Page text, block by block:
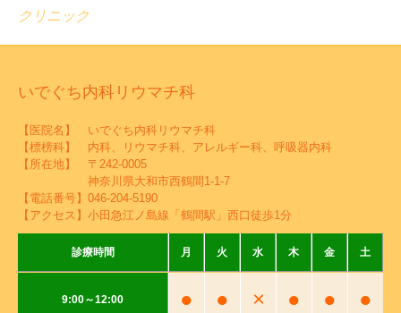
クリニック
いでぐち内科リウマチ科
【医院名】 いでぐち内科リウマチ科
【標榜科】 内科、リウマチ科、アレルギー科、呼吸器内科
【所在地】 〒242-0005
神奈川県大和市西鶴間1-1-7
【電話番号】 046-204-5190
【アクセス】小田急江ノ島線「鶴間駅」西口徒歩1分
診療時間 月 火 水 木 金 土
9:00～12:00 ● ● × ● ● ●